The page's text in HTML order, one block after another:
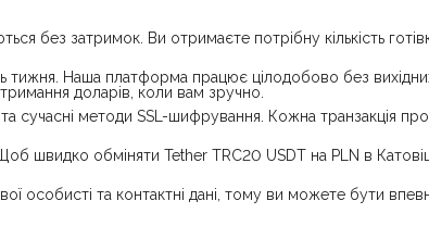
без затримок. Ви отримаєте потрібну кількість
тижня. Наша платформа працює цілодобово без
доларів, коли вам зручно.
сучасні методи SSL-шифрування. Кожна транзакція
Щоб швидко обміняти Tether TRC20 USDT на PLN в
особисті та контактні дані, тому ви можете бути